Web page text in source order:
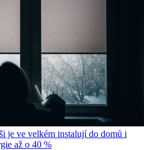
je ve velkém instalují do domů i
až o 40 %